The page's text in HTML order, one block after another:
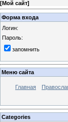
[Мой сайт]
Форма входа
Логин:
Пароль:
запомнить
Меню сайта
Главная
Categories